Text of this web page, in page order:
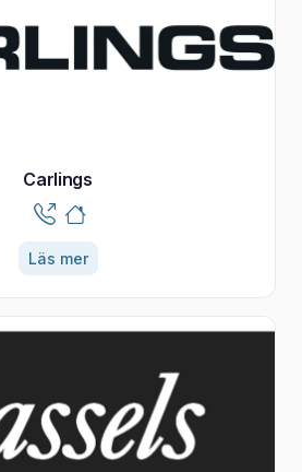
Carlings
Läs mer